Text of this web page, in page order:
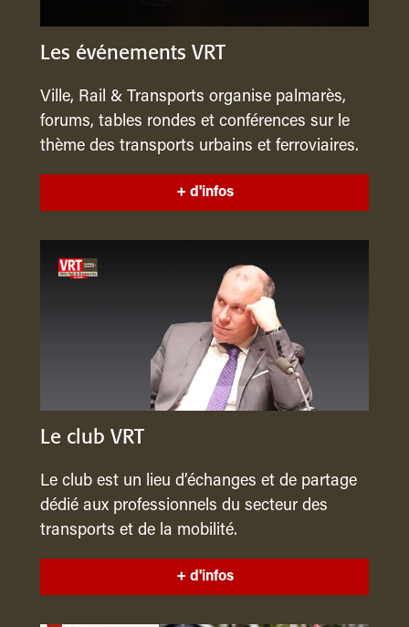
Les événements VRT
Ville, Rail & Transports organise palmarès,
forums, tables rondes et conférences sur le
thème des transports urbains et ferroviaires.
+ d'infos
Le club VRT
Le club est un lieu d’échanges et de partage
dédié aux professionnels du secteur des
transports et de la mobilité.
+ d'infos